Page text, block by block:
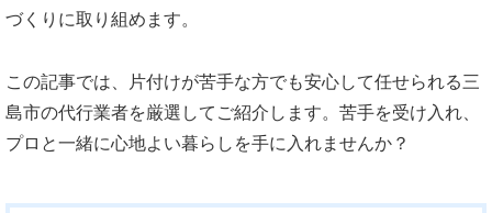
づくりに取り組めます。
この記事では、片付けが苦手な方でも安心して任せられる三
島市の代行業者を厳選してご紹介します。苦手を受け入れ、
プロと一緒に心地よい暮らしを手に入れませんか？